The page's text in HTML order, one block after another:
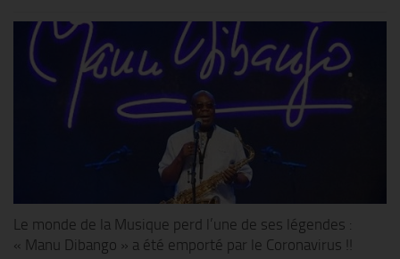
Le monde de la Musique perd l’une de ses légendes :
« Manu Dibango » a été emporté par le Coronavirus !!